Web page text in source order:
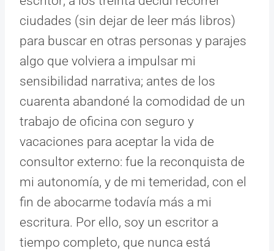
ciudades (sin dejar de leer más libros)
para buscar en otras personas y parajes
algo que volviera a impulsar mi
sensibilidad narrativa; antes de los
cuarenta abandoné la comodidad de un
trabajo de oficina con seguro y
vacaciones para aceptar la vida de
consultor externo: fue la reconquista de
mi autonomía, y de mi temeridad, con el
fin de abocarme todavía más a mi
escritura. Por ello, soy un escritor a
tiempo completo, que nunca está